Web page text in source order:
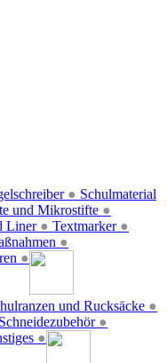
●
und Mikrostifte ●
Liner ● Textmarker ●
●
●
Schulmaterial
und Rucksäcke ●
Schneidezubehör ●
●